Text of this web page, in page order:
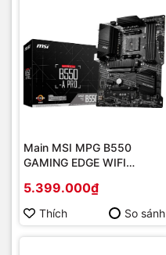
Main MSI MPG B550
GAMING EDGE WIFI
Socket AM4/ VGA
onboard)
5.399.000₫
Thích So sánh